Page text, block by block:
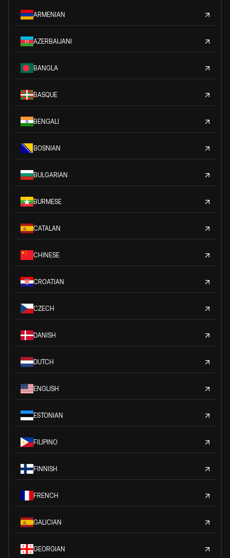
ARMENIAN
AZERBAIJANI
BANGLA
BASQUE
BENGALI
BOSNIAN
BULGARIAN
BURMESE
CATALAN
CHINESE
CROATIAN
CZECH
DANISH
DUTCH
ENGLISH
ESTONIAN
FILIPINO
FINNISH
FRENCH
GALICIAN
GEORGIAN